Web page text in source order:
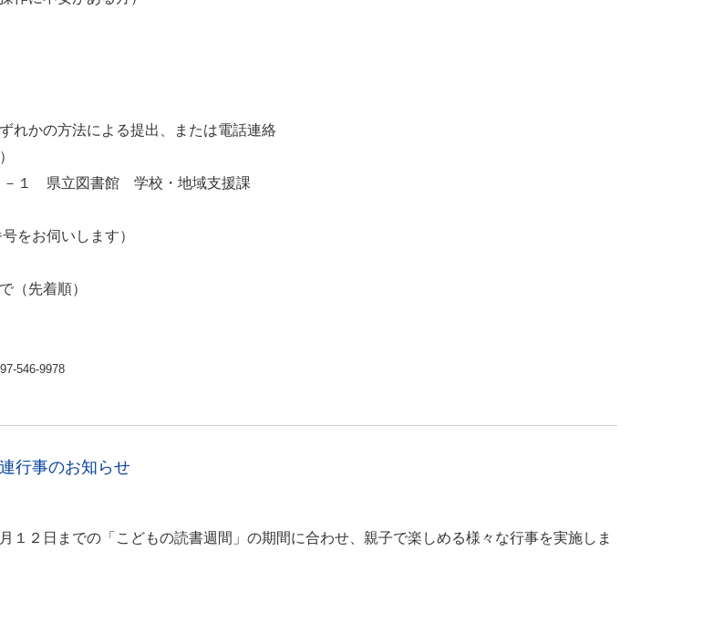
かの方法による提出、または電話連絡
県立図書館 学校・地域支援課
お伺いします）
先着順）
546-9978
行事のお知らせ
２日までの「こどもの読書週間」の期間に合わせ、親子で楽しめる様々な行事を実施しま